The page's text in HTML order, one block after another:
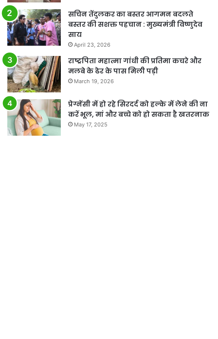
सचिन तेंदुलकर का बस्तर आगमन बदलते
बस्तर की सशक्त पहचान : मुख्यमंत्री विष्णुदेव
साय
April 23, 2026
राष्ट्रपिता महात्मा गांधी की प्रतिमा कचरे और
मलबे के ढेर के पास मिली पड़ी
March 19, 2026
प्रेग्नेंसी में हो रहे सिरदर्द को हल्के में लेने की ना
करें भूल, मां और बच्चे को हो सकता है खतरनाक
May 17, 2025